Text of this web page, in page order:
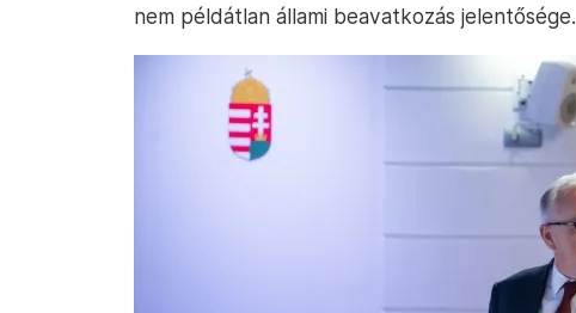
nem példátlan állami beavatkozás jelentősége.